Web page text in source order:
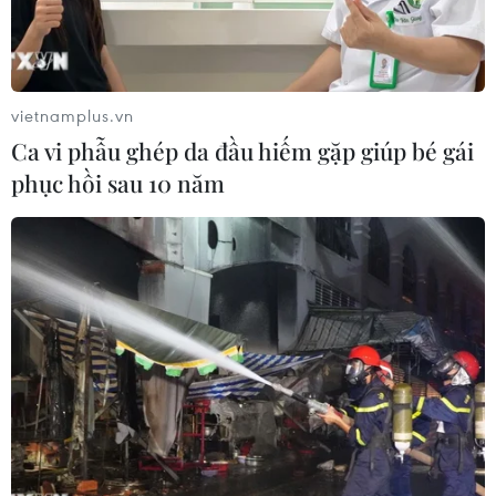
cách.
Các ứng viên Tổng thống của đảng Dân chủ tham gia cuộc
tranh luận trực tiếp cuối cùng tại Des Moines, bang Iowa (Mỹ)
sáng 15/1. (Ảnh: AFP/TTXVN)
Theo kết quả cuộc thăm dò do Đại học
vietnamplus.vn
Ca vi phẫu ghép da đầu hiếm gặp giúp bé gái
phục hồi sau 10 năm